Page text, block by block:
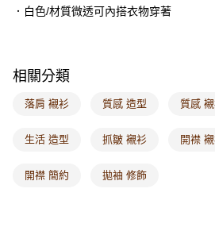
每筆NT$120，滿NT$1,000(含以上)免運費
海外配送-歐美地區
．白色/材質微透可內搭衣物穿著
相關分類
落肩 襯衫 質感 造型 質感
生活 造型 抓皺 襯衫 開襟
開襟 簡約 拋袖 修飾